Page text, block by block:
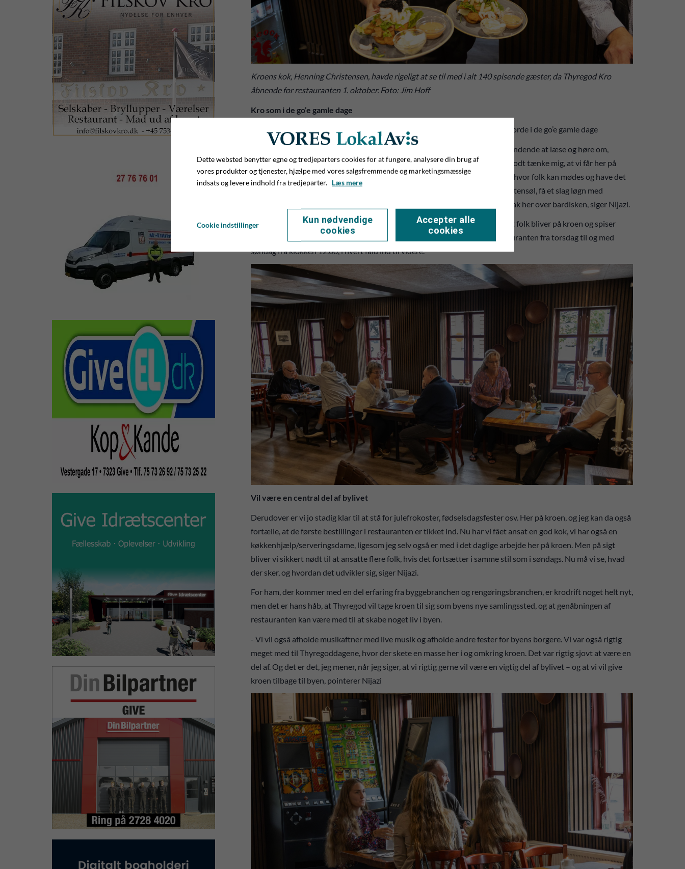
Kroens kok, Henning Christensen, havde rigeligt at se til med i alt 140 spisende gæster, da Thyregod Kro
åbnende for restauranten 1. oktober. Foto: Jim Hoff
Kro som i de go’e gamle dage
Det er nemlig hans store drøm at få Thyregod Kro til at køre, som kroerne gjorde i de go’e gamle dage
- Jeg er fascineret af historien om de gamle danske kroer. Det har været spændende at læse og høre om,
hvordan det var på kroerne tidligere, og den stemning og ånd kan jeg rigtig godt tænke mig, at vi får her på
kroen her i Thyregod. Det skal være den gode gamle hyggelige krostemning, hvor folk kan mødes og have det
godt og rart sammen i hyggelige rammer. Her kan man droppe ind til en fyraftensøl, få et slag løgn med
makkeren og generelt bare hygge sig med noget god kromad og få en god snak her over bardisken, siger Nijazi.
Han har ikke tænkt sig at åbne op for takeaway, da han føler, det er vigtigt, at folk bliver på kroen og spiser
deres mad og hygger sig her. Det er meningen, at der skal være åbent i restauranten fra torsdag til og med
søndag fra klokken 12.00, i hvert fald ind til videre.
Vil være en central del af bylivet
Derudover er vi jo stadig klar til at stå for julefrokoster, fødselsdagsfester osv. Her på kroen, og jeg kan da også
fortælle, at de første bestillinger i restauranten er tikket ind. Nu har vi fået ansat en god kok, vi har også en
køkkenhjælp/serveringsdame, ligesom jeg selv også er med i det daglige arbejde her på kroen. Men på sigt
bliver vi sikkert nødt til at ansatte flere folk, hvis det fortsætter i samme stil som i søndags. Nu må vi se, hvad
der sker, og hvordan det udvikler sig, siger Nijazi.
For ham, der kommer med en del erfaring fra byggebranchen og rengøringsbranchen, er krodrift noget helt nyt,
men det er hans håb, at Thyregod vil tage kroen til sig som byens nye samlingssted, og at genåbningen af
restauranten kan være med til at skabe noget liv i byen.
- Vi vil også afholde musikaftner med live musik og afholde andre fester for byens borgere. Vi var også rigtig
meget med til Thyregoddagene, hvor der skete en masse her i og omkring kroen. Det var rigtig sjovt at være en
del af. Og det er det, jeg mener, når jeg siger, at vi rigtig gerne vil være en vigtig del af bylivet – og at vi vil give
kroen tilbage til byen, pointerer Nijazi
Dette websted benytter egne og tredjeparters cookies for at fungere, analysere din brug af
vores produkter og tjenester, hjælpe med vores salgsfremmende og marketingsmæssige
indsats og levere indhold fra tredjeparter. Læs mere
Cookie indstillinger
Kun nødvendige
cookies
Accepter alle
cookies